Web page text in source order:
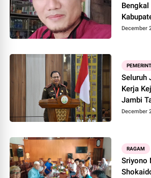
Bengkal
December
Seluruh
Kerja
Jambi
December
RAGAM
Sriyono